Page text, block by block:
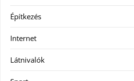
Építkezés
Internet
Látnivalók